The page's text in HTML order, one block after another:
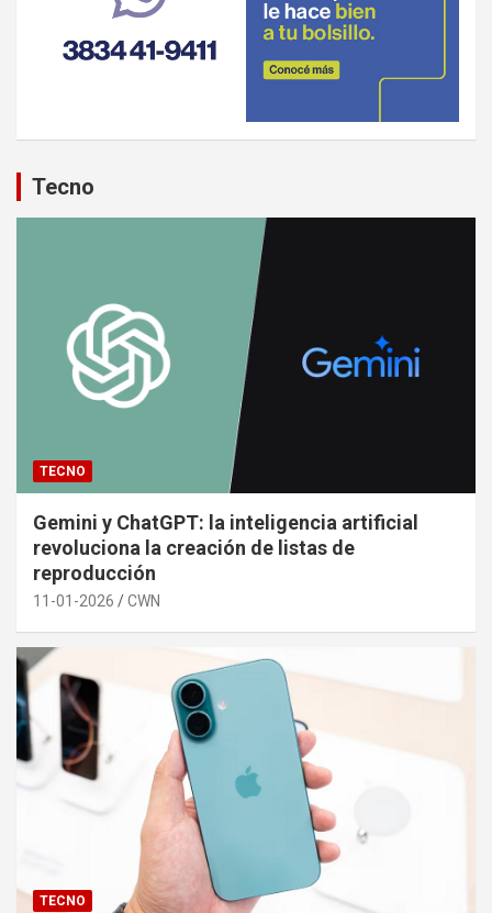
Tecno
TECNO
Gemini y ChatGPT: la inteligencia artificial
revoluciona la creación de listas de
reproducción
11-01-2026 CWN
TECNO